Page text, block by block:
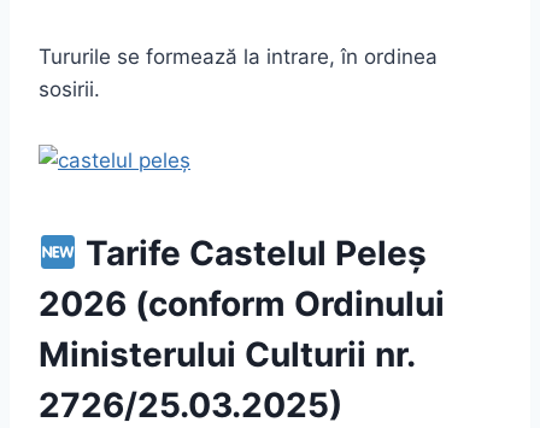
Tururile se formează la intrare, în ordinea
sosirii.
Tarife Castelul Peleș
2026 (conform Ordinului
Ministerului Culturii nr.
2726/25.03.2025)